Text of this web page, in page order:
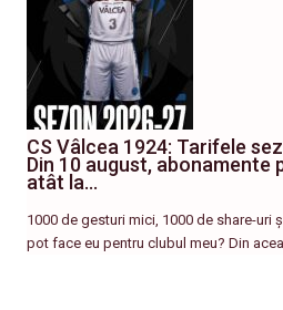
CS Vâlcea 1924: Tarifele
Din 10 august,
atât la…
1000 de gesturi mici, 1000 de share-uri
pot face eu pentru clubul meu? Din